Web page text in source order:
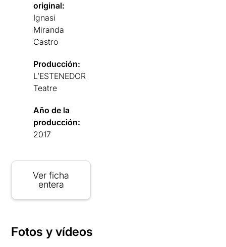
original:
Ignasi
Miranda
Castro
Producción:
L’ESTENEDOR
Teatre
Año de la
producción:
2017
Ver ficha
entera
Fotos y vídeos